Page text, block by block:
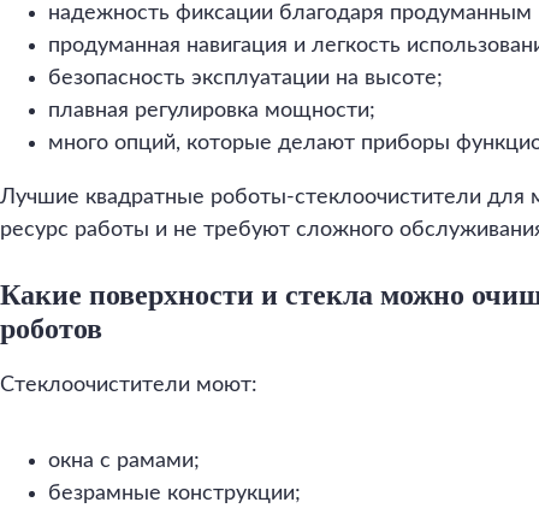
надежность фиксации благодаря
продуманная навигация и легкость
безопасность эксплуатации на высоте;
плавная регулировка мощности;
много опций, которые делают приборы
Лучшие квадратные роботы-стеклоочистители
ресурс работы и не требуют сложного
Какие поверхности и стекла можно
роботов
Стеклоочистители моют:
окна с рамами;
безрамные конструкции;